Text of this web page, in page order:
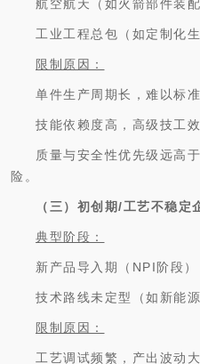
航空航天（如火箭部件装配
工业工程总包（如定制化生
限制原因：
单件生产周期长，难以标
技能依赖度高，高级技工
质量与安全性优先级远高
险。
（三）初创期/工艺不稳定
典型阶段：
新产品导入期（NPI阶段）
技术路线未定型（如新能
限制原因：
工艺调试频繁，产出波动